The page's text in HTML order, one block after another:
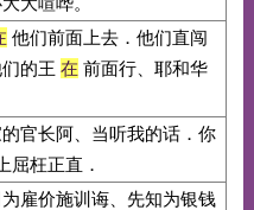
他们前面上去．他们直闯
的王 在 前面行、耶和华
官长阿、当听我的话．你
屈枉正直．
雇价施训诲、先知为银钱